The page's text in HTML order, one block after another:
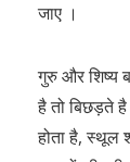
जाए ।
गुरु और शिष्य
है तो बिछड़ते
होता है, स्थूल